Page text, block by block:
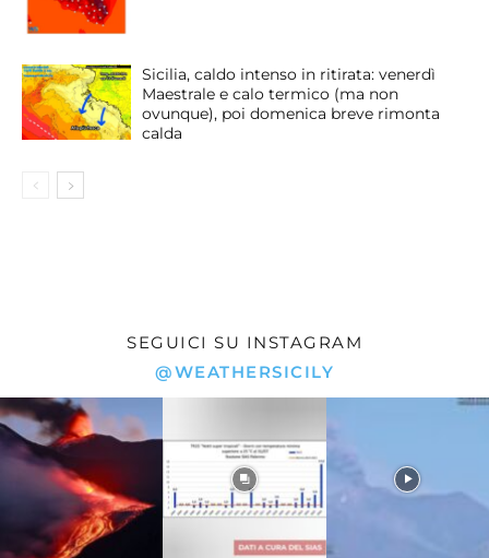
Sicilia, caldo intenso in ritirata: venerdì
Maestrale e calo termico (ma non
ovunque), poi domenica breve rimonta
calda
SEGUICI SU INSTAGRAM
@WEATHERSICILY